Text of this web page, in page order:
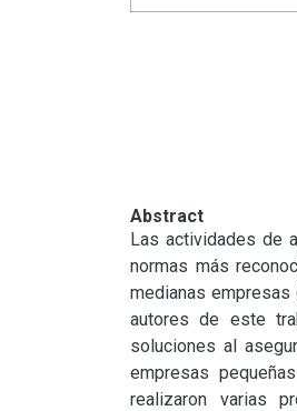
Abstract
Las actividades de
normas más
medianas empresas
autores de este
soluciones al
empresas
realizaron varias